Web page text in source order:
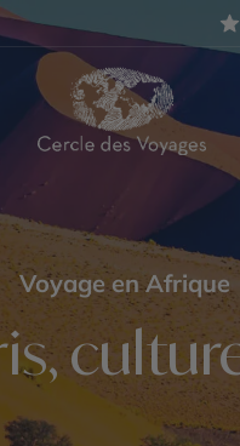
Voyage en Afrique